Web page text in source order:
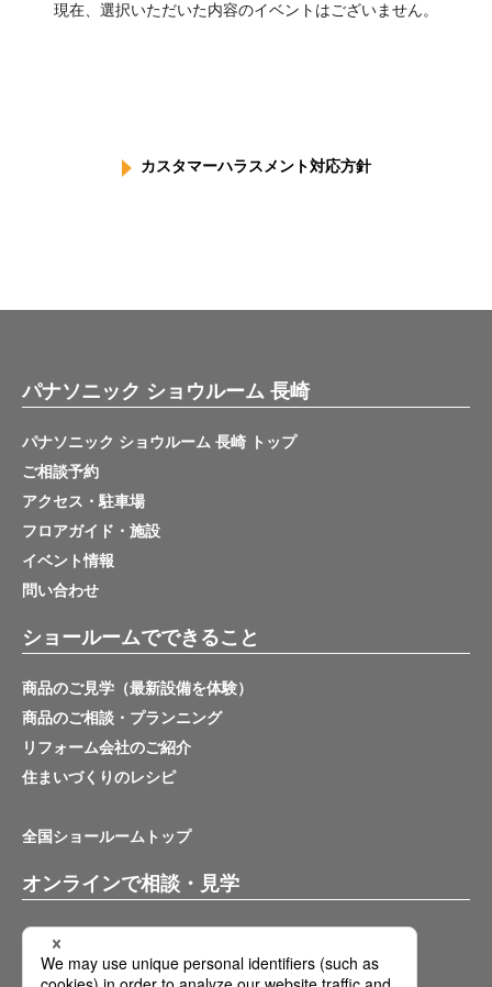
現在、選択いただいた内容のイベントはございません。
カスタマーハラスメント対応方針
パナソニック ショウルーム 長崎
パナソニック ショウルーム 長崎 トップ
ご相談予約
アクセス・駐車場
フロアガイド・施設
イベント情報
問い合わせ
ショールームでできること
商品のご見学（最新設備を体験）
商品のご相談・プランニング
リフォーム会社のご紹介
住まいづくりのレシピ
全国ショールームトップ
オンラインで相談・見学
バーチャルショールーム
オンライン相談サービス